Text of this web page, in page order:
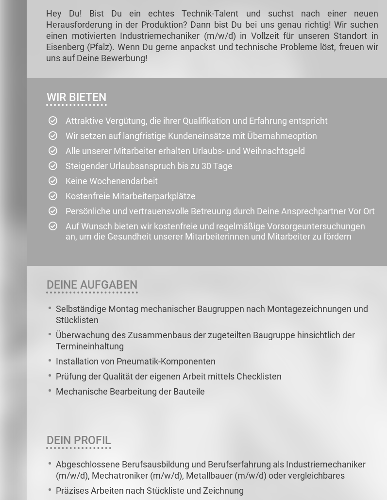
Hey Du! Bist Du ein echtes Technik-Talent und suchst nach einer neuen
Herausforderung in der Produktion? Dann bist Du bei uns genau richtig! Wir suchen
einen motivierten Industriemechaniker (m/w/d) in Vollzeit für unseren Standort in
Eisenberg (Pfalz). Wenn Du gerne anpackst und technische Probleme löst, freuen wir
uns auf Deine Bewerbung!
WIR BIETEN
Attraktive Vergütung, die ihrer Qualifikation und Erfahrung entspricht
Wir setzen auf langfristige Kundeneinsätze mit Übernahmeoption
Alle unserer Mitarbeiter erhalten Urlaubs- und Weihnachtsgeld
Steigender Urlaubsanspruch bis zu 30 Tage
Keine Wochenendarbeit
Kostenfreie Mitarbeiterparkplätze
Persönliche und vertrauensvolle Betreuung durch Deine Ansprechpartner Vor Ort
Auf Wunsch bieten wir kostenfreie und regelmäßige Vorsorgeuntersuchungen
an, um die Gesundheit unserer Mitarbeiterinnen und Mitarbeiter zu fördern
DEINE AUFGABEN
Selbständige Montag mechanischer Baugruppen nach Montagezeichnungen und
Stücklisten
Überwachung des Zusammenbaus der zugeteilten Baugruppe hinsichtlich der
Termineinhaltung
Installation von Pneumatik-Komponenten
Prüfung der Qualität der eigenen Arbeit mittels Checklisten
Mechanische Bearbeitung der Bauteile
DEIN PROFIL
Abgeschlossene Berufsausbildung und Berufserfahrung als Industriemechaniker
(m/w/d), Mechatroniker (m/w/d), Metallbauer (m/w/d) oder vergleichbares
Präzises Arbeiten nach Stückliste und Zeichnung